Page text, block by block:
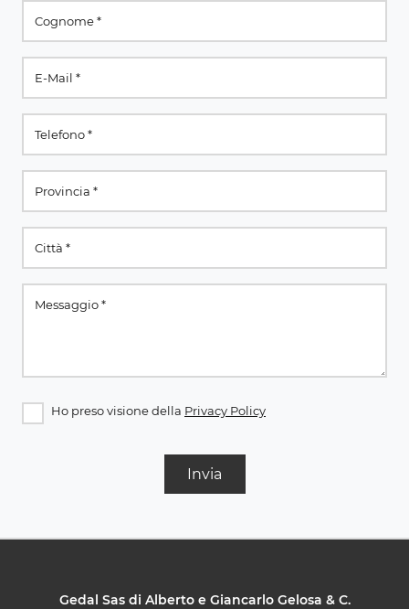
Ho preso visione della Privacy Policy
Invia
Gedal Sas di Alberto e Giancarlo Gelosa & C.